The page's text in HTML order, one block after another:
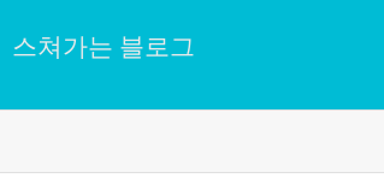
스쳐가는 블로그